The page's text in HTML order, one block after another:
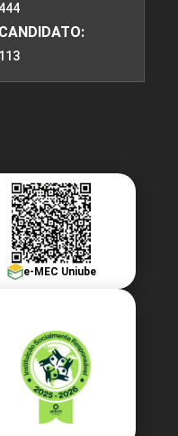
de
e-MEC Uniube